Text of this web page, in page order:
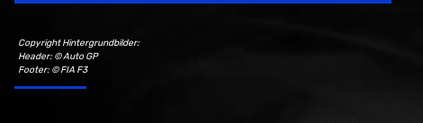
Copyright Hintergrundbilder:
Header: © Auto GP
Footer: © FIA F3